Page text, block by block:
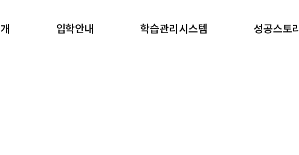
입학안내 학습관리시스템 성공스토리